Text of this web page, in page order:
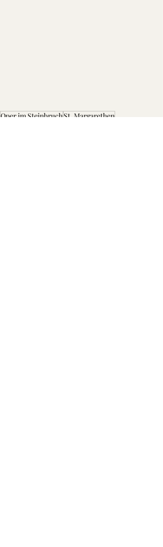
Oper im Steinbruch St. Margarethen